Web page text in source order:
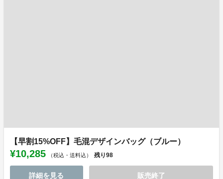
【早割15%OFF】毛混デザインバッグ（ブルー）
¥10,285 （税込・送料込） 残り98
詳細を見る 販売終了